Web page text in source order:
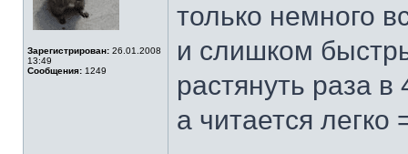
Зарегистрирован: 26.01.2008
13:49
Сообщения: 1249
только немного
и слишком
растянуть раза
а читается легко